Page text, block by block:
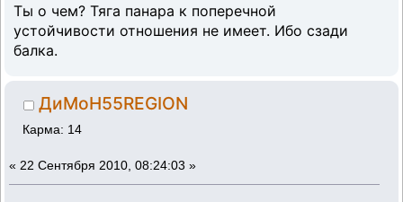
Ты о чем? Тяга панара к поперечной
устойчивости отношения не имеет. Ибо сзади
балка.
ДиМоН55REGION
Карма: 14
« 22 Сентября 2010, 08:24:03 »